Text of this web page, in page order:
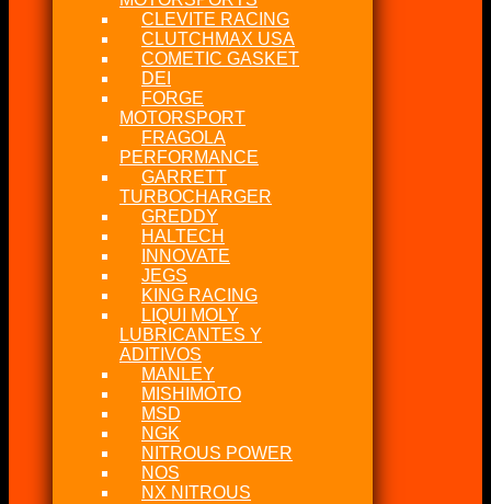
CLEVITE RACING
CLUTCHMAX USA
COMETIC GASKET
DEI
FORGE
MOTORSPORT
FRAGOLA
PERFORMANCE
GARRETT
TURBOCHARGER
GREDDY
HALTECH
INNOVATE
JEGS
KING RACING
LIQUI MOLY
LUBRICANTES Y
ADITIVOS
MANLEY
MISHIMOTO
MSD
NGK
NITROUS POWER
NOS
NX NITROUS